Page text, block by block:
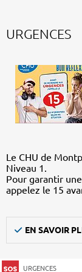
URGENCES
Le CHU de
Niveau 1.
Pour garantir
appelez le 15
EN SAVOIR
URGENCES